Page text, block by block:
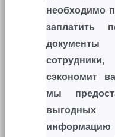
необходимо
заплатить
документы
сэкономит
мы